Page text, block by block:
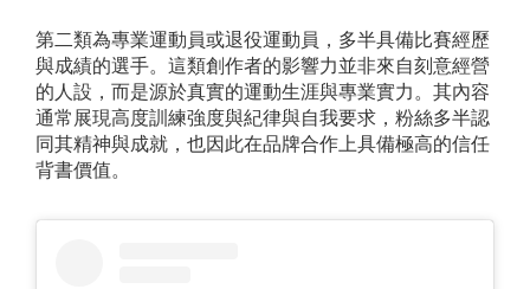
第二類為專業運動員或退役運動員，多半具備比賽經歷
與成績的選手。這類創作者的影響力並非來自刻意經營
的人設，而是源於真實的運動生涯與專業實力。其內容
通常展現高度訓練強度與紀律與自我要求，粉絲多半認
同其精神與成就，也因此在品牌合作上具備極高的信任
背書價值。